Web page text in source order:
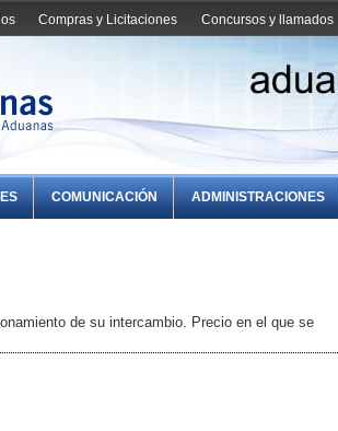
Concursos y llamados
Compras y Licitaciones
COMUNICACIÓN ADMINISTRACIONES
de su intercambio. Precio en el que se